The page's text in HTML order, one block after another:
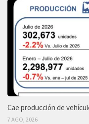
Cae producción de
7 AGO, 2026